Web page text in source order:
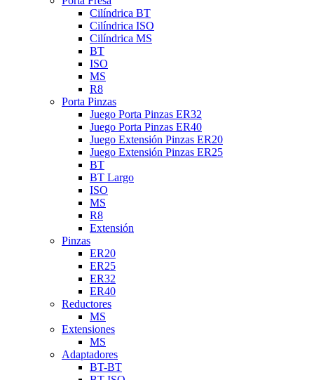
Cilíndrica BT
Cilíndrica ISO
Cilíndrica MS
BT
ISO
MS
R8
Porta Pinzas
Juego Porta Pinzas ER32
Juego Porta Pinzas ER40
Juego Extensión Pinzas ER20
Juego Extensión Pinzas ER25
BT
BT Largo
ISO
MS
R8
Extensión
Pinzas
ER20
ER25
ER32
ER40
Reductores
MS
Extensiones
MS
Adaptadores
BT-BT